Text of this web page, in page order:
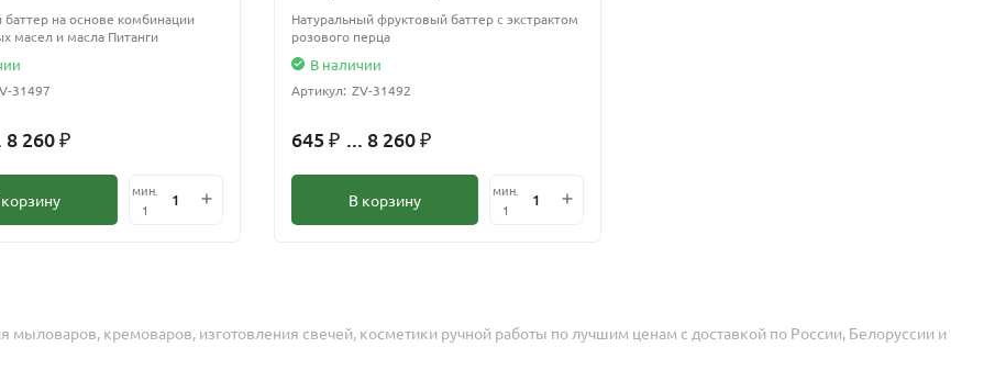
на основе комбинации
масел и масла Питанги
31497
8 260 ₽
мин.
1
Натуральный фруктовый баттер с экстрактом
розового перца
В наличии
Артикул: ZV-31492
645 ₽ ... 8 260 ₽
В корзину
мин.
1
мыловаров, кремоваров, изготовления свечей, косметики ручной работы по лучшим ценам с доставкой по России, Белоруссии и